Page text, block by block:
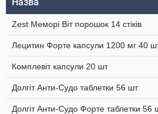
Zest Меморі Віт порошок 14 стіків
Лецитин Форте капсули 1200 мг 40
Комплевіт капсули 20 шт
Долгіт Анти-Судо таблетки 56 шт
Долгіт Анти-Судо Форте таблетки 56